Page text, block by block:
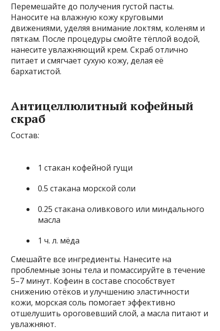
Перемешайте до получения густой пасты.
Наносите на влажную кожу круговыми
движениями, уделяя внимание локтям, коленям и
пяткам. После процедуры смойте тёплой водой,
нанесите увлажняющий крем. Скраб отлично
питает и смягчает сухую кожу, делая её
бархатистой.
Антицеллюлитный кофейный
скраб
Состав:
1 стакан кофейной гущи
0.5 стакана морской соли
0.25 стакана оливкового или миндального
масла
1 ч. л. мёда
Смешайте все ингредиенты. Нанесите на
проблемные зоны тела и помассируйте в течение
5–7 минут. Кофеин в составе способствует
снижению отёков и улучшению эластичности
кожи, морская соль помогает эффективно
отшелушить ороговевший слой, а масла питают и
увлажняют.